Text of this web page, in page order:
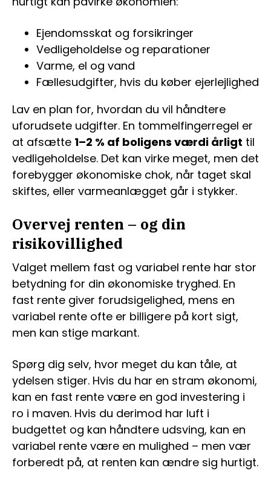
Ejendomsskat og forsikringer
Vedligeholdelse og reparationer
Varme, el og vand
Fællesudgifter, hvis du køber ejerlejlighed
Lav en plan for, hvordan du vil håndtere
uforudsete udgifter. En tommelfingerregel er
at afsætte 1–2 % af boligens værdi årligt til
vedligeholdelse. Det kan virke meget, men det
forebygger økonomiske chok, når taget skal
skiftes, eller varmeanlægget går i stykker.
Overvej renten – og din
risikovillighed
Valget mellem fast og variabel rente har stor
betydning for din økonomiske tryghed. En
fast rente giver forudsigelighed, mens en
variabel rente ofte er billigere på kort sigt,
men kan stige markant.
Spørg dig selv, hvor meget du kan tåle, at
ydelsen stiger. Hvis du har en stram økonomi,
kan en fast rente være en god investering i
ro i maven. Hvis du derimod har luft i
budgettet og kan håndtere udsving, kan en
variabel rente være en mulighed – men vær
forberedt på, at renten kan ændre sig hurtigt.